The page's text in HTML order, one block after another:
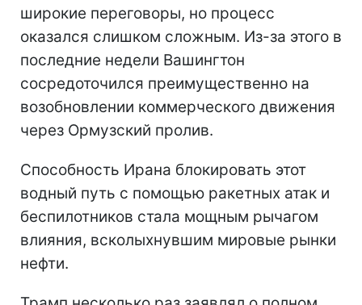
широкие переговоры, но процесс
оказался слишком сложным. Из-за этого в
последние недели Вашингтон
сосредоточился преимущественно на
возобновлении коммерческого движения
через Ормузский пролив.
Способность Ирана блокировать этот
водный путь с помощью ракетных атак и
беспилотников стала мощным рычагом
влияния, всколыхнувшим мировые рынки
нефти.